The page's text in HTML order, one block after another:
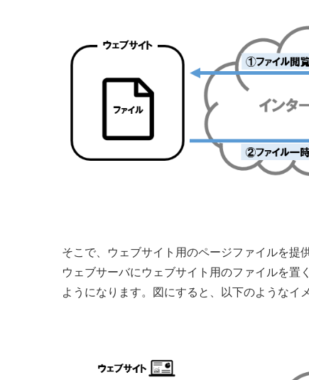
そこで、ウェブサイト用のページファイルを提
ウェブサーバにウェブサイト用のファイルを置
ようになります。図にすると、以下のようなイ